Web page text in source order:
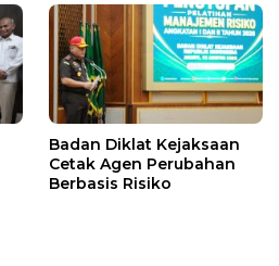
Badan Diklat Kejaksaan
Cetak Agen Perubahan
Berbasis Risiko